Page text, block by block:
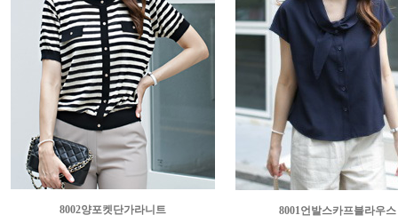
8002양포켓단가라니트
8001언발스카프블라우스